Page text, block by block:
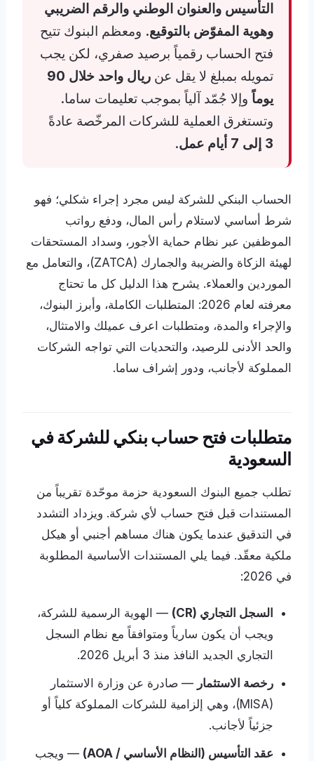
التأسيس والعنوان الوطني والرقم الضريبي
وهوية المفوّض بالتوقيع. ومعظم البنوك تتيح
فتح الحساب رقمياً برصيد صفري، لكن يجب
تمويله بمبلغ لا يقل عن
ريال واحد خلال 90
يوماً وإلا جُمّد آلياً بموجب تعليمات ساما.
وتستغرق العملية للشركات المرخّصة عادةً
3 إلى 7 أيام عمل
.
الحساب البنكي للشركة ليس مجرد إجراء شكلي؛ فهو
شرط أساسي لاستلام رأس المال، ودفع رواتب
الموظفين عبر نظام حماية الأجور، وسداد المستحقات
لهيئة الزكاة والضريبة والجمارك (ZATCA)، والتعامل مع
الموردين والعملاء. يشرح هذا الدليل كل ما تحتاج
معرفته لعام 2026: المتطلبات الكاملة، وأبرز البنوك،
والإجراء والمدة، ومتطلبات اعرف عميلك والامتثال،
والحد الأدنى للرصيد، والتحديات التي تواجه الشركات
المملوكة لأجانب، ودور إشراف ساما.
متطلبات فتح حساب بنكي للشركة في
السعودية
تطلب جميع البنوك السعودية حزمة موحّدة تقريباً من
المستندات قبل فتح حساب لأي شركة. ويزداد التشدد
في التدقيق عندما يكون هناك مساهم أجنبي أو هيكل
ملكية معقّد. فيما يلي المستندات الأساسية المطلوبة
في 2026:
السجل التجاري (CR)
— الهوية الرسمية للشركة،
ويجب أن يكون سارياً ومتوافقاً مع نظام السجل
التجاري الجديد النافذ منذ 3 أبريل 2026.
رخصة الاستثمار — صادرة عن وزارة الاستثمار
(MISA)، وهي إلزامية للشركات المملوكة كلياً أو
جزئياً لأجانب.
عقد التأسيس (النظام الأساسي / AOA)
— ويجب